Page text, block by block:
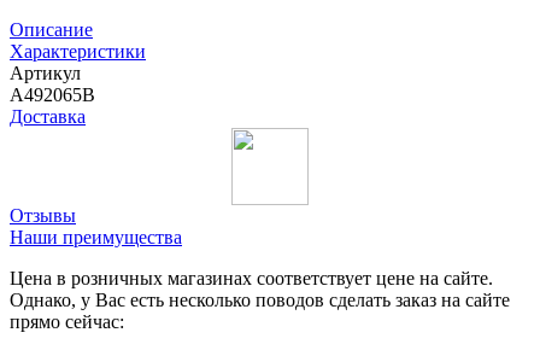
Описание
Характеристики
Артикул
A492065B
Доставка
Отзывы
Наши преимущества
Цена в розничных магазинах соответствует цене на сайте.
Однако, у Вас есть несколько поводов сделать заказ на сайте
прямо сейчас: